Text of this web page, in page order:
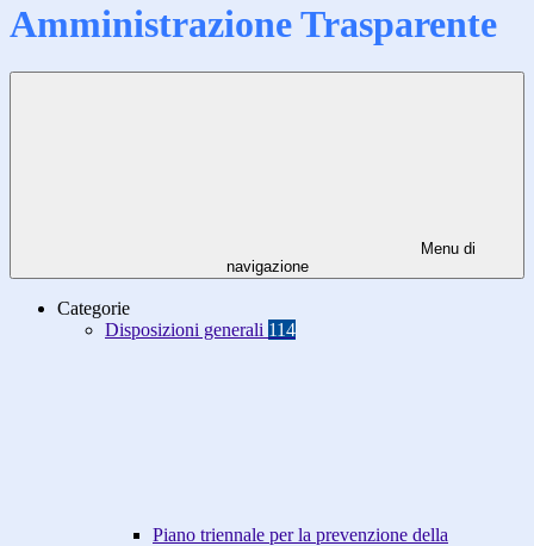
Amministrazione Trasparente
Menu di
navigazione
Categorie
Disposizioni generali 114
Piano triennale per la prevenzione della